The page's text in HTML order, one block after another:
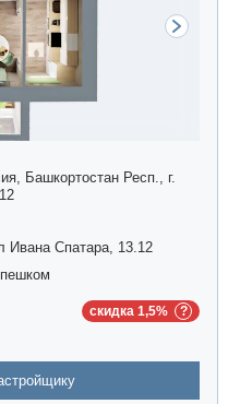
Башкортостан Респ., г.
Ивана Спатара, 13.12
скидка 1,5%